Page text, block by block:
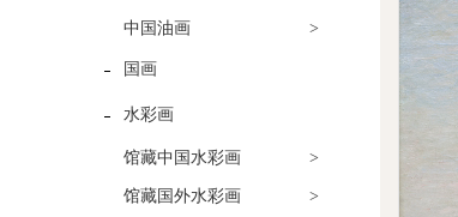
中国油画
>
国画
水彩画
馆藏中国水彩画
>
馆藏国外水彩画
>